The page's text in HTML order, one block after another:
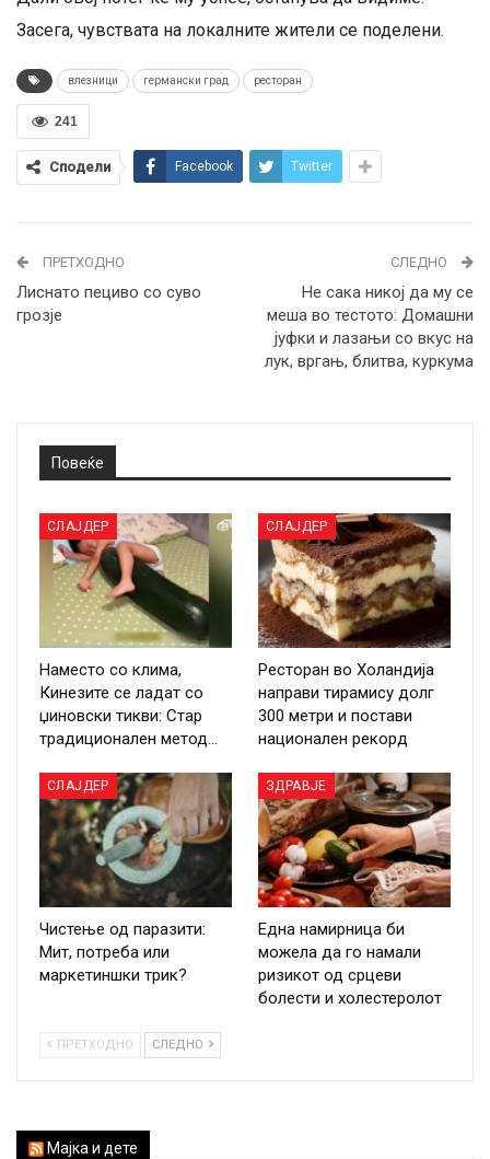
Засега, чувствата на локалните жители се поделени.
влезници германски град ресторан
241
Сподели Facebook Twitter
ПРЕТХОДНО
Лиснато пециво со суво
грозје
СЛЕДНО
Не сака никој да му се
меша во тестото: Домашни
јуфки и лазањи со вкус на
лук, вргањ, блитва, куркума
Повеќе
СЛАЈДЕР
Наместо со клима,
Кинезите се ладат со
џиновски тикви: Стар
традиционален метод…
СЛАЈДЕР
Ресторан во Холандија
направи тирамису долг
300 метри и постави
национален рекорд
СЛАЈДЕР
Чистење од паразити:
Мит, потреба или
маркетиншки трик?
ЗДРАВЈЕ
Една намирница би
можела да го намали
ризикот од срцеви
болести и холестеролот
ПРЕТХОДНО СЛЕДНО
Мајка и дете